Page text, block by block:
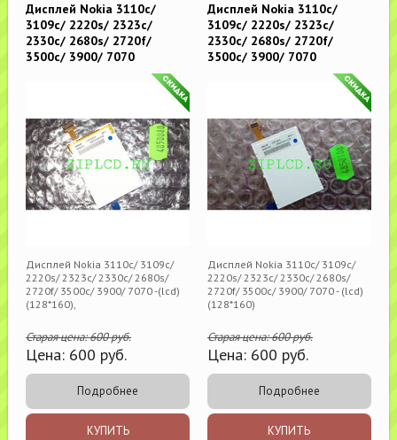
Дисплей Nokia 3110c/
3109c/ 2220s/ 2323c/
2330c/ 2680s/ 2720f/
3500c/ 3900/ 7070
Дисплей Nokia 3110c/ 3109c/
2220s/ 2323c/ 2330c/ 2680s/
2720f/ 3500c/ 3900/ 7070 -(lcd)
(128*160),
Старая цена:600руб.
Цена: 600 руб.
Подробнее
КУПИТЬ
Дисплей Nokia 3110c/
3109c/ 2220s/ 2323c/
2330c/ 2680s/ 2720f/
3500c/ 3900/ 7070
Дисплей Nokia 3110c/ 3109c/
2220s/ 2323c/ 2330c/ 2680s/
2720f/ 3500c/ 3900/ 7070 - (lcd)
(128*160)
Старая цена:600руб.
Цена: 600 руб.
Подробнее
КУПИТЬ